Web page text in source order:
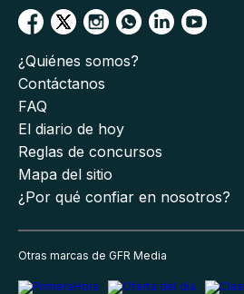
¿Quiénes somos?
Contáctanos
FAQ
El diario de hoy
Reglas de concursos
Mapa del sitio
¿Por qué confiar en nosotros?
Otras marcas de GFR Media